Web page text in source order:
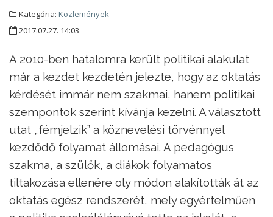
Kategória: Közlemények
2017.07.27. 14:03
A 2010-ben hatalomra került politikai alakulat
már a kezdet kezdetén jelezte, hogy az oktatás
kérdését immár nem szakmai, hanem politikai
szempontok szerint kívánja kezelni. A választott
utat „fémjelzik” a köznevelési törvénnyel
kezdődő folyamat állomásai. A pedagógus
szakma, a szülők, a diákok folyamatos
tiltakozása ellenére oly módon alakították át az
oktatás egész rendszerét, mely egyértelműen